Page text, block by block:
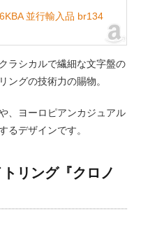
並行輸入品 br134
ラシカルで繊細な文字盤の
ングの技術力の賜物。
、ヨーロピアンカジュアル
るデザインです。
リング『クロノ